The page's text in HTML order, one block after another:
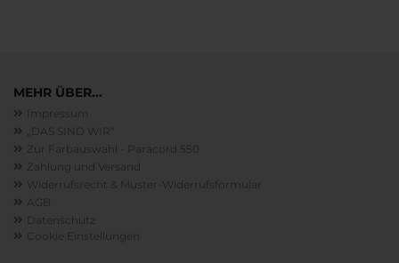
MEHR ÜBER...
Impressum
„DAS SIND WIR“
Zur Farbauswahl - Paracord 550
Zahlung und Versand
Widerrufsrecht & Muster-Widerrufsformular
AGB
Datenschutz
Cookie Einstellungen